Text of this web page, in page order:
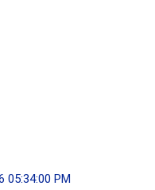
05:34:00 PM